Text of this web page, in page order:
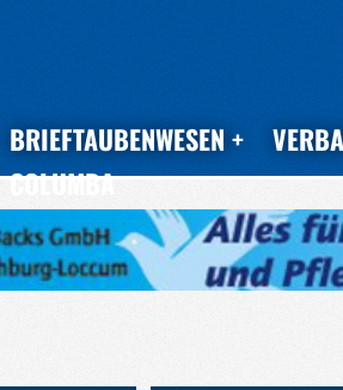
BRIEFTAUBENWESEN
COLUMBA